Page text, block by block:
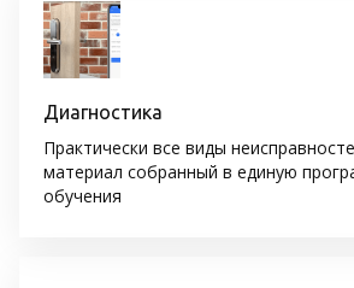
Диагностика
Практически все виды
материал собранный в единую
обучения